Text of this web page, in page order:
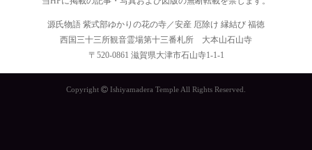
源氏物語 紫式部ゆかりの花の寺／安産 厄除け 縁結び 福徳
西国三十三所観音霊場第十三番札所 大本山石山寺
〒520-0861 滋賀県大津市石山寺1-1-1
Copyright Ishiyamadera Temple All Rights Reserved.